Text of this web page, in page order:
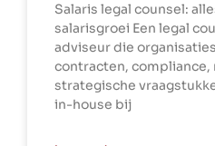
Salaris legal counsel:
salarisgroei Een legal
adviseur die
contracten, compliance,
strategische
in-house bij